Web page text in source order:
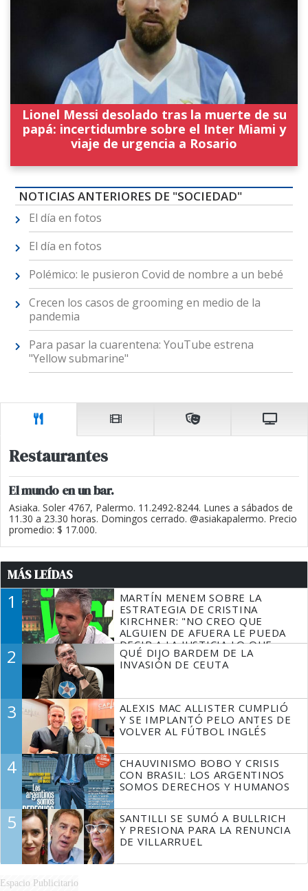
Lionel Messi desolado tras la muerte de su
papá: incertidumbre sobre el Inter Miami y
viaje de urgencia a Rosario
NOTICIAS ANTERIORES DE "SOCIEDAD"
El día en fotos
El día en fotos
Polémico: le pusieron Covid de nombre a un bebé
Crecen los casos de grooming en medio de la
pandemia
Para pasar la cuarentena: YouTube estrena
"Yellow submarine"
Restaurantes
El mundo en un bar.
Asiaka. Soler 4767, Palermo. 11.2492-8244. Lunes a sábados de
11.30 a 23.30 horas. Domingos cerrado. @asiakapalermo. Precio
promedio: $ 17.000.
MÁS LEÍDAS
1
MARTÍN MENEM SOBRE LA
ESTRATEGIA DE CRISTINA
KIRCHNER: "NO CREO QUE
ALGUIEN DE AFUERA LE PUEDA
DECIR A LA JUSTICIA LO QUE
TIENE QUE HACER"
2
QUÉ DIJO BARDEM DE LA
INVASIÓN DE CEUTA
3
ALEXIS MAC ALLISTER CUMPLIÓ
Y SE IMPLANTÓ PELO ANTES DE
VOLVER AL FÚTBOL INGLÉS
4
CHAUVINISMO BOBO Y CRISIS
CON BRASIL: LOS ARGENTINOS
SOMOS DERECHOS Y HUMANOS
5
SANTILLI SE SUMÓ A BULLRICH
Y PRESIONA PARA LA RENUNCIA
DE VILLARRUEL
Espacio Publicitario